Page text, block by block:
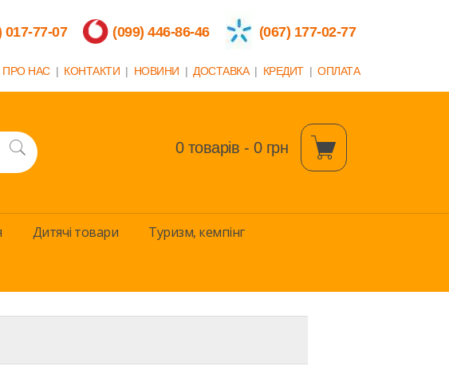
(067) 177-02-77
(099) 446-86-46
017-77-07
ПРО НАС | КОНТАКТИ | НОВИНИ | ДОСТАВКА | КРЕДИТ | ОПЛАТА
0 товарів - 0 грн
Дитячi товари Туризм, кемпінг